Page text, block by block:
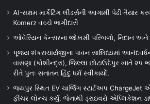
AI-સક્ષમ માર્કેટિંગ લીડર્સની આગામી પેઢી તૈયાર
Komerz વચ્ચે ભાગીદારી
ઓવેરિયન કેન્સરના જોખમી પરિબળો, નિદાન અને
પૂજ્ય શંકરાચાર્યજીના પાવન સાન્નિધ્યમાં
વાસણા (કોશીન્દ્રા), જિલ્લા છોટાઉદેપુર ખાતે
રીતે પુનઃ સનાતન હિંદુ ધર્મ સ્વીકાર્યો.
જયપુર સ્થિત EV ચાર્જિંગ સ્ટાર્ટઅપ ChargeJet
ફીચર લોન્ચ કર્યું, જેનાથી ડ્રાઇવરો એપ્લિકેશન